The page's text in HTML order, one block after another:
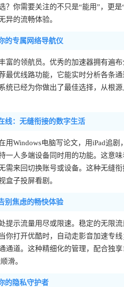
？你需要关注的不只是“能用”，更
异的流畅体验。
的专属网络导航仪
富的领航员。优秀的加速器拥有遍
最优线路功能，它能实时分析各条
统已经为你做出了最佳选择，从根
线：无缝衔接的数字生活
用Windows电脑写论文，用iPad追
一人多端设备同时用的功能。这意
需来回切换账号或设备。这种无缝
盒子投屏看剧。
别焦虑的畅快体验
提示流量用尽或限速。稳定的无限
你打开优酷时，自动走影音加速专
通道。这种精细化的管理，配合独
滑。
的隐私守护者